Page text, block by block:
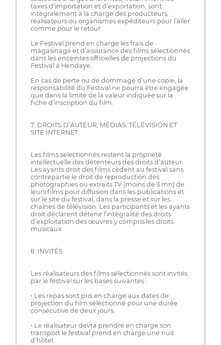
taxes d’importation et d’exportation, sont
intégralement à la charge des producteurs,
réalisateurs ou organismes expéditeurs pour l’aller
comme pour le retour.
Le Festival prend en charge les frais de
magasinage et d’assurance des films sélectionnés
dans les enceintes officielles de projections du
Festival à Hendaye.
En cas de perte ou de dommage d’une copie, la
responsabilité du Festival ne pourra être engagée
que dans la limite de la valeur indiquée sur la
fiche d’inscription du film.
7. DROITS D’AUTEUR, MÉDIAS, TÉLÉVISION ET
SITE INTERNET
Les films sélectionnés restent la propriété
intellectuelle des détenteurs des droits d’auteur.
Les ayants droit des films cèdent au festival sans
contrepartie le droit de reproduction des
photographies ou extraits TV (moins de 3 mn) de
leurs films pour diffusion dans les publications et
sur le site du festival, dans la presse et sur les
chaînes de télévision. Les participants et les ayants
droit déclarent détenir l’intégralité des droits
d’exploitation des œuvres y compris les droits
musicaux.
8. INVITÉS
Les réalisateurs des films sélectionnés sont invités
par le festival sur les bases suivantes :
• Les repas sont pris en charge aux dates de
projection du film sélectionné pour une durée
consécutive de deux jours.
• Le réalisateur devra prendre en charge son
transport le festival prend en charge une nuit
d'hôtel.